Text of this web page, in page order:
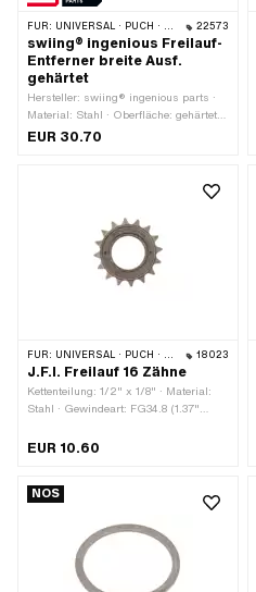
FÜR: UNIVERSAL · PUCH · SACHS · PONY / CILO (BETA 521 & 512) · PIAGGIO 22573
swiing® ingenious Freilauf-
Entferner breite Ausf.
gehärtet
Hersteller: swiing® ingenious parts ·
Material: Stahl · Oberfläche: gehärtet ·
Schlüsselweite: 21 mm ·
EUR 30.70
FÜR: UNIVERSAL · PUCH · SACHS · PONY / CILO (BETA 521 & 512) 18023
J.F.I. Freilauf 16 Zähne
Kettenteilung: 1/2" x 1/8" · Material:
Stahl · Gewindeart: FG34.8 (1.37"
EUR 10.60
NOS